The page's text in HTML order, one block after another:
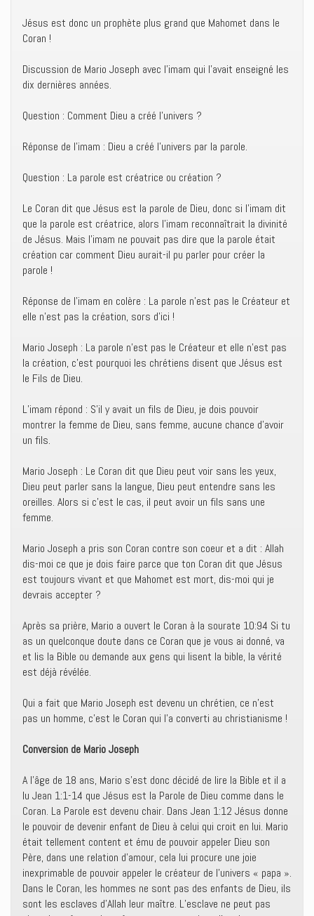
Jésus est donc un prophète plus grand que Mahomet dans le
Coran !
Discussion de Mario Joseph avec l’imam qui l’avait enseigné les
dix dernières années.
Question : Comment Dieu a créé l’univers ?
Réponse de l’imam : Dieu a créé l’univers par la parole.
Question : La parole est créatrice ou création ?
Le Coran dit que Jésus est la parole de Dieu, donc si l’imam dit
que la parole est créatrice, alors l’imam reconnaîtrait la divinité
de Jésus. Mais l’imam ne pouvait pas dire que la parole était
création car comment Dieu aurait-il pu parler pour créer la
parole !
Réponse de l’imam en colère : La parole n’est pas le Créateur et
elle n’est pas la création, sors d’ici !
Mario Joseph : La parole n’est pas le Créateur et elle n’est pas
la création, c’est pourquoi les chrétiens disent que Jésus est
le Fils de Dieu.
L’imam répond : S’il y avait un fils de Dieu, je dois pouvoir
montrer la femme de Dieu, sans femme, aucune chance d’avoir
un fils.
Mario Joseph : Le Coran dit que Dieu peut voir sans les yeux,
Dieu peut parler sans la langue, Dieu peut entendre sans les
oreilles. Alors si c’est le cas, il peut avoir un fils sans une
femme.
Mario Joseph a pris son Coran contre son coeur et a dit : Allah
dis-moi ce que je dois faire parce que ton Coran dit que Jésus
est toujours vivant et que Mahomet est mort, dis-moi qui je
devrais accepter ?
Après sa prière, Mario a ouvert le Coran à la sourate 10:94 Si tu
as un quelconque doute dans ce Coran que je vous ai donné, va
et lis la Bible ou demande aux gens qui lisent la bible, la vérité
est déjà révélée.
Qui a fait que Mario Joseph est devenu un chrétien, ce n’est
pas un homme, c’est le Coran qui l’a converti au christianisme !
Conversion de Mario Joseph
A l’âge de 18 ans, Mario s’est donc décidé de lire la Bible et il a
lu Jean 1:1-14 que Jésus est la Parole de Dieu comme dans le
Coran. La Parole est devenu chair. Dans Jean 1:12 Jésus donne
le pouvoir de devenir enfant de Dieu à celui qui croit en lui. Mario
était tellement content et ému de pouvoir appeler Dieu son
Père, dans une relation d’amour, cela lui procure une joie
inexprimable de pouvoir appeler le créateur de l’univers « papa ».
Dans le Coran, les hommes ne sont pas des enfants de Dieu, ils
sont les esclaves d’Allah leur maître. L’esclave ne peut pas